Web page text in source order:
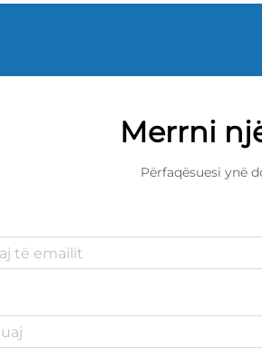
Merrni
Përfaqësuesi ynë